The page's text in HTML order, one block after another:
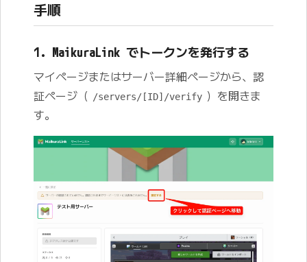
手順
1. MaikuraLink でトークンを発行する
マイページまたはサーバー詳細ページから、認
証ページ（
/servers/[ID]/verify ）を開きま
す。